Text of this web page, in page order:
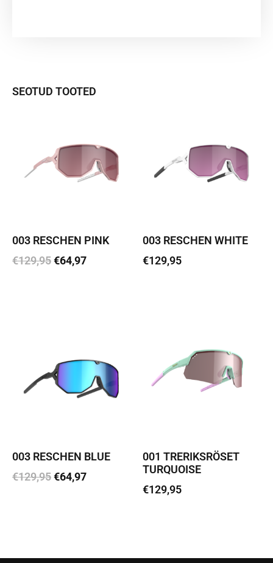
SEOTUD TOOTED
003 RESCHEN PINK
€129,95€64,97
003 RESCHEN WHITE
€129,95
003 RESCHEN BLUE
€129,95€64,97
001 TRERIKSRÖSET
TURQUOISE
€129,95